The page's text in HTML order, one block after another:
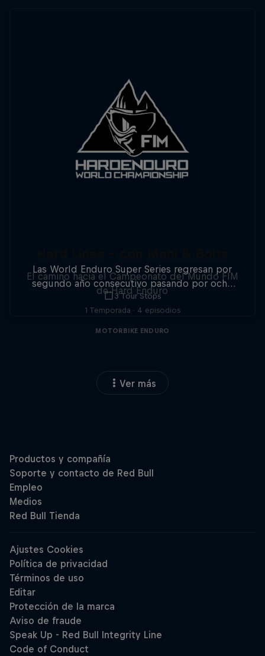
Las World Enduro Super Series regresan por
segundo año consecutivo pasando por ocho
países de Europa. No pierdas detalle.
3 Tour Stops
El camino hacia el Campeonato del Mundo FIM
de Hard Enduro
1 Temporada · 4 episodios
MOTORBIKE ENDURO
Ver más